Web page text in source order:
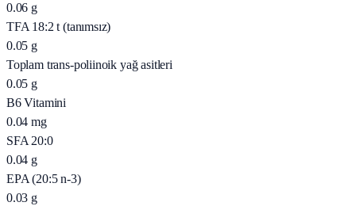
0.06 g
TFA 18:2 t (tanımsız)
0.05 g
Toplam trans-poliinoik yağ asitleri
0.05 g
B6 Vitamini
0.04 mg
SFA 20:0
0.04 g
EPA (20:5 n-3)
0.03 g